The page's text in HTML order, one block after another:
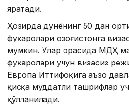
яратади.
Ҳозирда дунёнинг 50 дан
фуқаролари Қозоғистонга
мумкин. Улар орасида МДҲ
фуқаролари учун визасиз
Европа Иттифоқига аъзо
қисқа муддатли ташрифлар
қўлланилади.